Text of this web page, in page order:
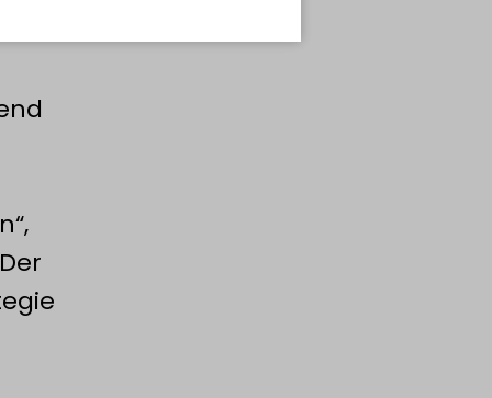
Landwirtschaft die Zukunft